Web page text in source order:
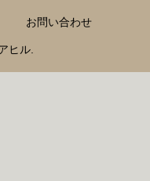
お問い合わせ
ヒル.